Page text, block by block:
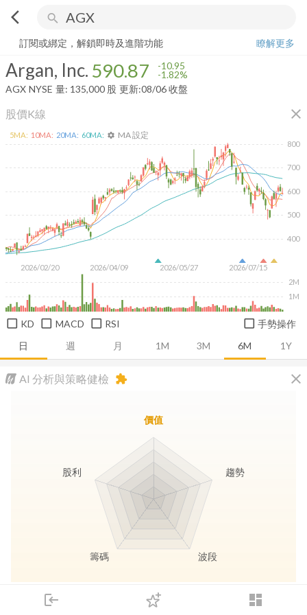
arrow_back_ios search
login dashboard
下單
Argan, Inc. 590.87 -1.82%
訂閱或綁定，解鎖即時及進階功能
瞭解更多
Argan, Inc. 590.87 -10.95
-1.82%
AGX NYSE 量: 135,000 股 更新:08/06 收盤
股價K線 close
日 週 月 1M 3M 6M 1Y
2026/02/20 2026/04/09 2026/05/27 2026/07/15
400
500
600
700
800
1M
2M
5MA: 10MA: 20MA: 60MA: settings MA 設定
KD MACD RSI 手勢操作
AI 分析與策略健檢 close
extension
長線價值 存股收息
價值
趨勢
波段
籌碼
股利